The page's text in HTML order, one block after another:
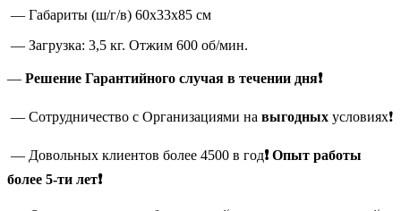
— Габариты (ш/г/в) 60x33x85 см
— Загрузка: 3,5 кг. Отжим 600 об/мин.
— Решение Гарантийного случая в течении дня❗
— Сотрудничество с Организациями на выгодных условиях❗
— Довольных клиентов более 4500 в год❗ Опыт работы
более 5-ти лет❗